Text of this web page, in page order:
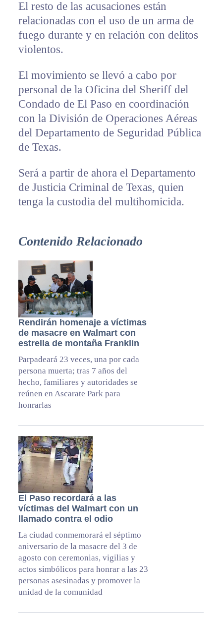
El resto de las acusaciones están
relacionadas con el uso de un arma de
fuego durante y en relación con delitos
violentos.
El movimiento se llevó a cabo por
personal de la Oficina del Sheriff del
Condado de El Paso en coordinación
con la División de Operaciones Aéreas
del Departamento de Seguridad Pública
de Texas.
Será a partir de ahora el Departamento
de Justicia Criminal de Texas, quien
tenga la custodia del multihomicida.
Contenido Relacionado
Rendirán homenaje a víctimas
de masacre en Walmart con
estrella de montaña Franklin
Parpadeará 23 veces, una por cada
persona muerta; tras 7 años del
hecho, familiares y autoridades se
reúnen en Ascarate Park para
honrarlas
El Paso recordará a las
víctimas del Walmart con un
llamado contra el odio
La ciudad conmemorará el séptimo
aniversario de la masacre del 3 de
agosto con ceremonias, vigilias y
actos simbólicos para honrar a las 23
personas asesinadas y promover la
unidad de la comunidad